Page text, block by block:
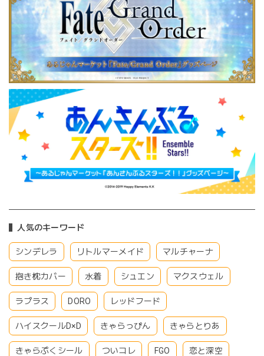
人気のキーワード
シンデレラ リトルマーメイド マルチャーナ
抱き枕カバー 水着 シュエン マクスウェル
ラプラス DORO レッドフード
ハイスクールD×D きゃらっぴん きゃらとりあ
きゃらぷくシール ついコレ FGO 恋と深空